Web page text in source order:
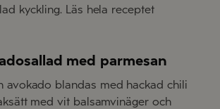
kyckling. Läs hela receptet
med parmesan
avokado blandas med hackad chili
med vit balsamvinäger och